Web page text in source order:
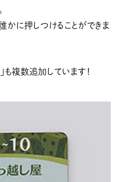
かに押しつけることができま
も複数追加しています！